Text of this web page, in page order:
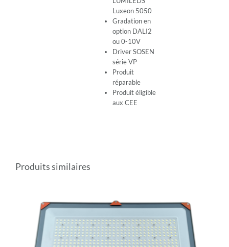
Luxeon 5050
Gradation en
option DALI2
ou 0-10V
Driver SOSEN
série VP
Produit
réparable
Produit éligible
aux CEE
Produits similaires